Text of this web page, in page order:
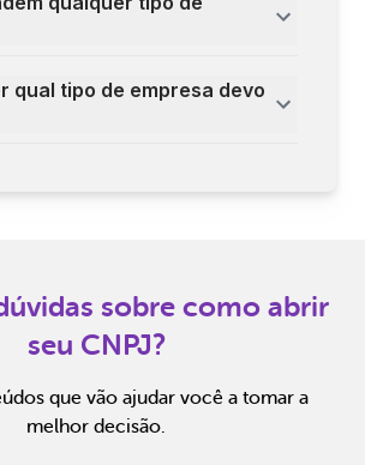
qual tipo de empresa devo
sobre como abrir
seu CNPJ?
que vão ajudar você a tomar a
melhor decisão.